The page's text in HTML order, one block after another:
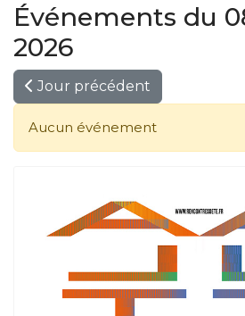
Événements du
2026
Jour précédent
Aucun événement